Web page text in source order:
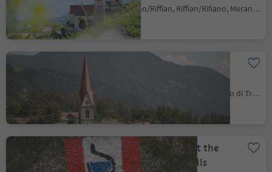
Pilgrimage Church in
Riffian/Rifiano
Rifiano/Riffian, Riffian/Rifiano, Meran/Merano and environs
Maria Trens Pilgrimage
Trens/Trens, Freienfeld/Campo di Trens, Sterzing/Vipiteno and environs
St. Francis' Path at the
Reinbach Waterfalls